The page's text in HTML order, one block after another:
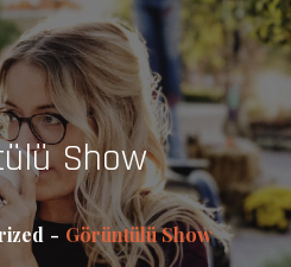
Show
Görüntülü Show